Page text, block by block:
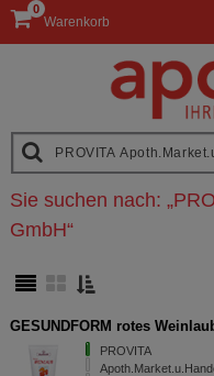
Warenkorb
0
Sie suchen nach: „
GmbH“
GESUNDFORM rotes
PROVITA